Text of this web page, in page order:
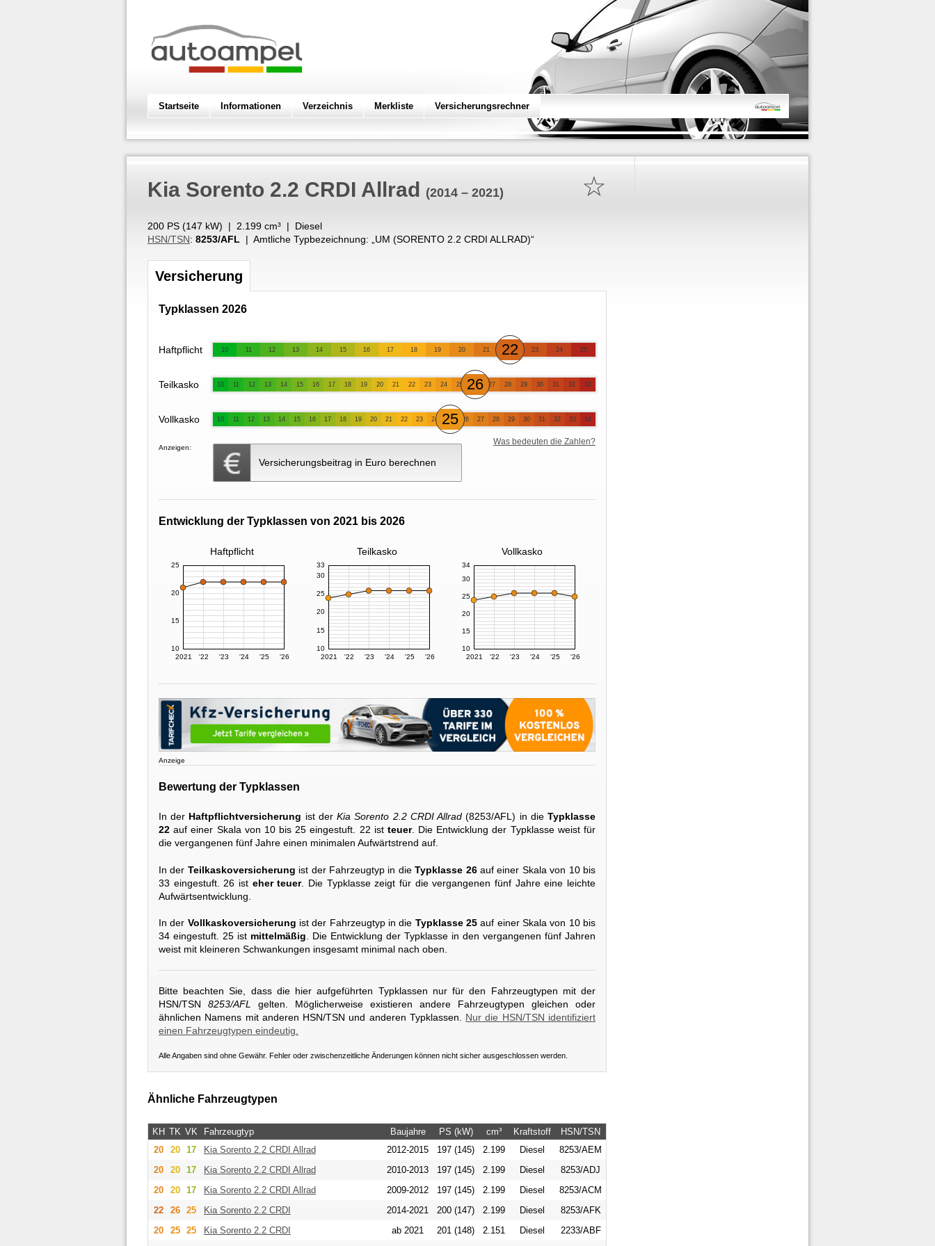
Startseite Informationen Verzeichnis Merkliste Versicherungsrechner
☆
Kia Sorento 2.2 CRDI Allrad (2014 – 2021)
200 PS (147 kW) | 2.199 cm³ | Diesel
HSN/TSN: 8253/AFL | Amtliche Typbezeichnung: „ UM (SORENTO 2.2 CRDI ALLRAD)“
Versicherung
Typklassen 2026
Haftpflicht 10 11 12 13 14 15 16 17 18 19 20 21 22 23 24 25
Teilkasko 10 11 12 13 14 15 16 17 18 19 20 21 22 23 24 25 26 27 28 29 30 31 32 33
Vollkasko 10 11 12 13 14 15 16 17 18 19 20 21 22 23 24 25 26 27 28 29 30 31 32 33 34
Anzeigen:
Versicherungsbeitrag in Euro berechnen
Was bedeuten die Zahlen?
Entwicklung der Typklassen von 2021 bis 2026
Haftpflicht Teilkasko Vollkasko
2021 '22 '23 '24 '25 '26
10
15
20
25
2021 '22 '23 '24 '25 '26
10
15
20
25
30
33
2021 '22 '23 '24 '25 '26
10
15
20
25
30
34
Anzeige
Bewertung der Typklassen
In der Haftpflichtversicherung ist derKia Sorento 2.2 CRDI Allrad (8253/AFL) in dieTypklasse
22 auf einer Skala von 10 bis 25 eingestuft. 22 ist teuer. Die Entwicklung der Typklasse weist für
die vergangenen fünf Jahre einen minimalen Aufwärtstrend auf.
In der Teilkaskoversicherung ist der Fahrzeugtyp in dieTypklasse 26auf einer Skala von 10 bis
33 eingestuft. 26 ist eher teuer. Die Typklasse zeigt für die vergangenen fünf Jahre eine leichte
Aufwärtsentwicklung.
In der Vollkaskoversicherung ist der Fahrzeugtyp in die Typklasse 25 auf einer Skala von 10 bis
34 eingestuft. 25 ist mittelmäßig. Die Entwicklung der Typklasse in den vergangenen fünf Jahren
weist mit kleineren Schwankungen insgesamt minimal nach oben.
Bitte beachten Sie, dass die hier aufgeführten Typklassen nur für den Fahrzeugtypen mit der
HSN/TSN 8253/AFL
gelten. Möglicherweise existieren andere Fahrzeugtypen gleichen oder
ähnlichen Namens mit anderen HSN/TSN und anderen Typklassen. Nur die HSN/TSN identifiziert
einen Fahrzeugtypen eindeutig.
Alle Angaben sind ohne Gewähr. Fehler oder zwischenzeitliche Änderungen können nicht sicher ausgeschlossen werden.
Ähnliche Fahrzeugtypen
KH TK VK Fahrzeugtyp Baujahre PS (kW) cm³ Kraftstoff
HSN/TSN
20
20 17 Kia Sorento 2.2 CRDI Allrad 2012-2015 197 (145) 2.199 Diesel
8253/AEM
20
20 17 Kia Sorento 2.2 CRDI Allrad 2010-2013 197 (145) 2.199 Diesel
8253/ADJ
20
20 17 Kia Sorento 2.2 CRDI Allrad 2009-2012 197 (145) 2.199 Diesel
8253/ACM
22
26 25 Kia Sorento 2.2 CRDI 2014-2021 200 (147) 2.199 Diesel
8253/AFK
20
25 25 Kia Sorento 2.2 CRDI ab 2021 201 (148) 2.151 Diesel
2233/ABF